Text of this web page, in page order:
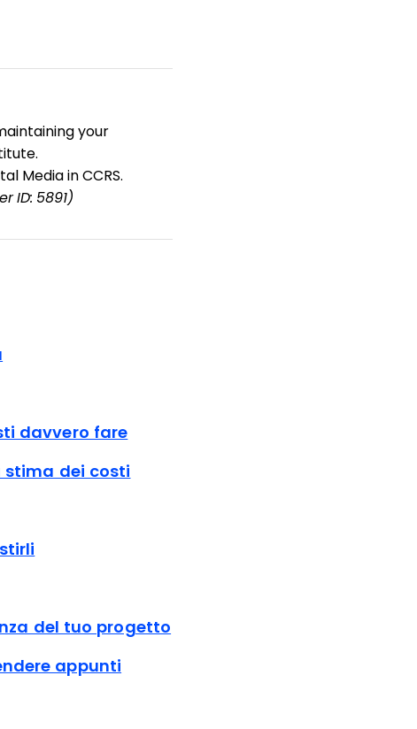
your
Media in CCRS.
ID: 5891)
davvero fare
dei costi
del tuo progetto
appunti